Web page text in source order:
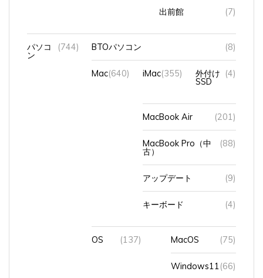
出前館 (7)
パソコ
ン
(744) BTOパソコン (8)
Mac (640) iMac (355) 外付け
SSD
(4)
MacBook Air (201)
MacBook Pro（中
古）
(88)
アップデート (9)
キーボード (4)
OS (137) MacOS (75)
Windows11 (66)